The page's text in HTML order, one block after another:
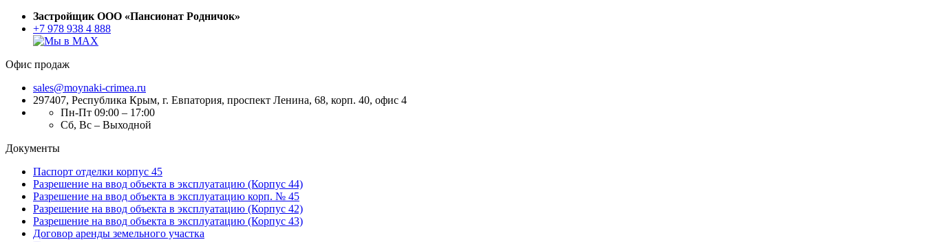
Застройщик ООО «Пансионат Родничок»
+7 978 938 4 888
Офис продаж
sales@moynaki-crimea.ru
297407, Республика Крым, г. Евпатория, проспект Ленина, 68, корп. 40, офис 4
Пн-Пт 09:00 – 17:00
Сб, Вс – Выходной
Документы
Паспорт отделки корпус 45
Разрешение на ввод объекта в эксплуатацию (Корпус 44)
Разрешение на ввод объекта в эксплуатацию корп. № 45
Разрешение на ввод объекта в эксплуатацию (Корпус 42)
Разрешение на ввод объекта в эксплуатацию (Корпус 43)
Договор аренды земельного участка